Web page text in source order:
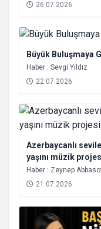
26.07.2026
Büyük Buluşmaya
Haber : Sevgi Yıldız
22.07.2026
Azerbaycanlı
yaşını müzik
21.07.2026